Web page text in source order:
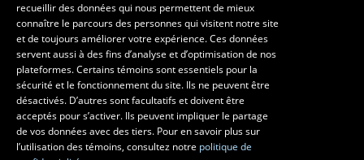
Faculté d’aménagement, d’architecture, d’art et de design
École d’art
École supérieure d’aménagement du territoire et de développement
régional
École d’architecture
École de design
recueillir des données qui nous permettent de mieux
connaître le parcours des personnes qui visitent notre site
et de toujours améliorer votre expérience. Ces données
servent aussi à des fins d’analyse et d’optimisation de nos
plateformes. Certains témoins sont essentiels pour la
sécurité et le fonctionnement du site. Ils ne peuvent être
désactivés. D’autres sont facultatifs et doivent être
acceptés pour s’activer. Ils peuvent impliquer le partage
de vos données avec des tiers. Pour en savoir plus sur
l’utilisation des témoins, consultez notre politique de